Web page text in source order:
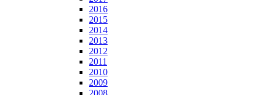
2016
2015
2014
2013
2012
2011
2010
2009
2008